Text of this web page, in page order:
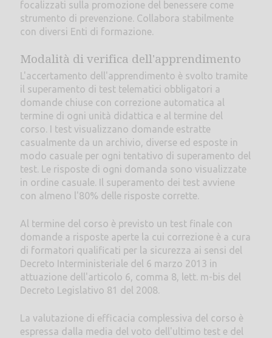
focalizzati sulla promozione del benessere come
strumento di prevenzione. Collabora stabilmente
con diversi Enti di formazione.
Modalità di verifica dell'apprendimento
L'accertamento dell'apprendimento è svolto tramite
il superamento di test telematici obbligatori a
domande chiuse con correzione automatica al
termine di ogni unità didattica e al termine del
corso. I test visualizzano domande estratte
casualmente da un archivio, diverse ed esposte in
modo casuale per ogni tentativo di superamento del
test. Le risposte di ogni domanda sono visualizzate
in ordine casuale. Il superamento dei test avviene
con almeno l'80% delle risposte corrette.
Al termine del corso è previsto un test finale con
domande a risposte aperte la cui correzione è a cura
di formatori qualificati per la sicurezza ai sensi del
Decreto Interministeriale del 6 marzo 2013 in
attuazione dell'articolo 6, comma 8, lett. m-bis del
Decreto Legislativo 81 del 2008.
La valutazione di efficacia complessiva del corso è
espressa dalla media del voto dell'ultimo test e del